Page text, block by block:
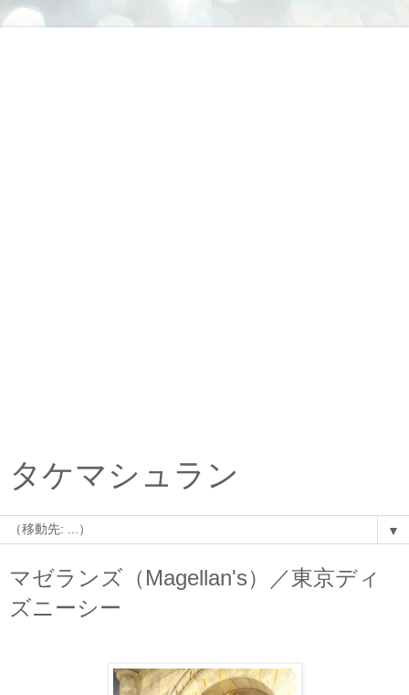
タケマシュラン
▼
マゼランズ（Magellan's）／東京ディ
ズニーシー